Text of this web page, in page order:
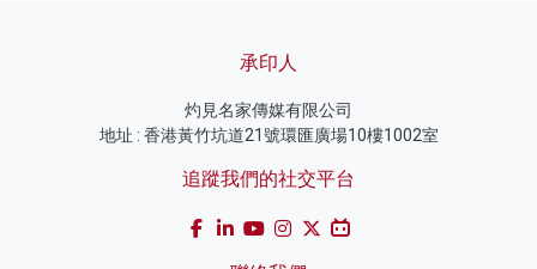
承印人
灼見名家傳媒有限公司
地址 : 香港黃竹坑道21號環匯廣場10樓1002室
追蹤我們的社交平台